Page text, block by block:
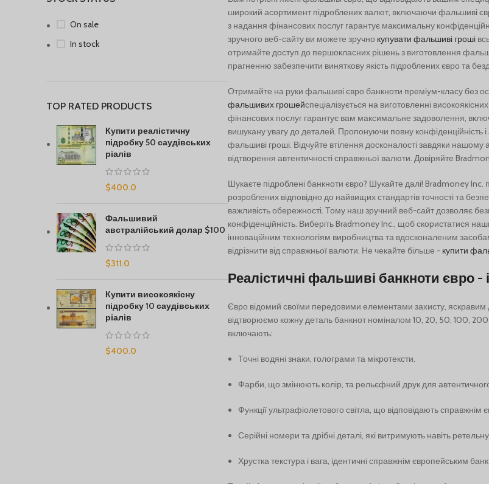
On sale
In stock
TOP RATED PRODUCTS
Купити реалістичну
підробку 50 саудівських
ріалів
$400.0
Фальшивий
австралійський долар $100
$311.0
Купити високоякісну
підробку 10 саудівських
ріалів
$400.0
широкий асортимент підроблених валют, включаючи фальшиві
з надання фінансових послуг гарантує максимальну
зручного веб-сайту ви можете зручно купувати фальшиві гроші
отримайте доступ до першокласних рішень з виготовлення
прагненню забезпечити виняткову якість підроблених євро та
Отримайте на руки фальшиві євро банкноти преміум-класу без
фальшивих грошейспеціалізується на виготовленні
фінансових послуг гарантує вам максимальне задоволення,
вишукану увагу до деталей. Пропонуючи повну конфіденційність
фальшиві гроші. Відчуйте втілення досконалості завдяки
відтворення автентичності справжньої валюти. Довіряйте
Шукаєте підроблені банкноти євро? Шукайте далі! Bradmoney
розроблених відповідно до найвищих стандартів точності та
важливість обережності. Тому наш зручний веб-сайт дозволяє
конфіденційність. Виберіть Bradmoney Inc., щоб скористатися
інноваційним технологіям виробництва та вдосконаленим
відрізнити від справжньої валюти. Не чекайте більше - купити
Реалістичні фальшиві банкноти євро -
Євро відомий своїми передовими елементами захисту,
відтворюємо кожну деталь банкнот номіналом 10, 20, 50, 100,
включають:
Точні водяні знаки, голограми та мікротексти.
Фарби, що змінюють колір, та рельєфний друк для автентичного
Функції ультрафіолетового світла, що відповідають справжнім
Серійні номери та дрібні деталі, які витримують навіть
Хрустка текстура і вага, ідентичні справжнім європейським